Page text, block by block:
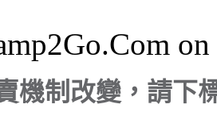
機制改變，請下